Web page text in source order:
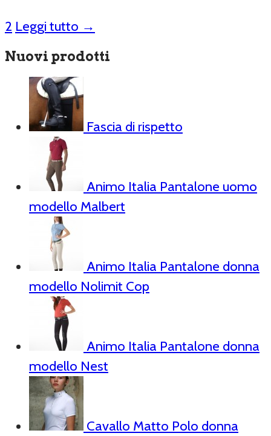
2 Leggi tutto →
Nuovi prodotti
Fascia di rispetto
Animo Italia Pantalone uomo
modello Malbert
Animo Italia Pantalone donna
modello Nolimit Cop
Animo Italia Pantalone donna
modello Nest
Cavallo Matto Polo donna